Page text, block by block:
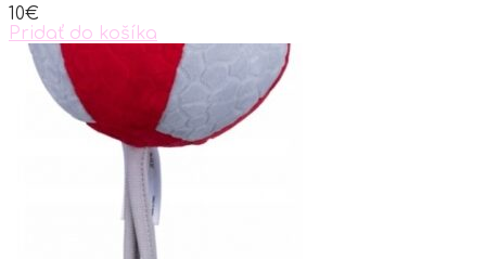
on
the
product
page
10€
Pridať do košíka